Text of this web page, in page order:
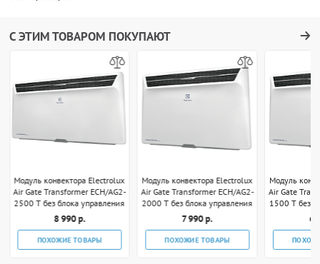
С ЭТИМ ТОВАРОМ ПОКУПАЮТ
Модуль конвектора Electrolux
Air Gate Transformer ECH/AG2-
2500 T без блока управления
8 990 р.
ПОХОЖИЕ ТОВАРЫ
Модуль конвектора Electrolux
Air Gate Transformer ECH/AG2-
2000 T без блока управления
7 990 р.
ПОХОЖИЕ ТОВАРЫ
Модуль
Air Gate
1500 T без
6